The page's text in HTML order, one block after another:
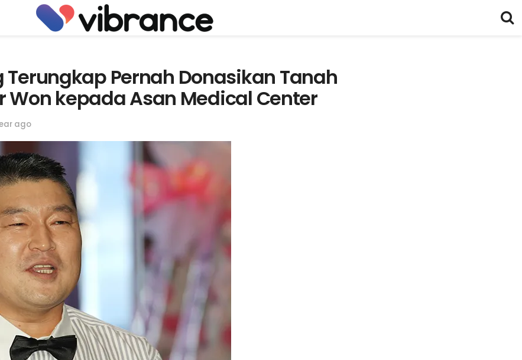
Terungkap Pernah Donasikan Tanah
Won kepada Asan Medical Center
ago